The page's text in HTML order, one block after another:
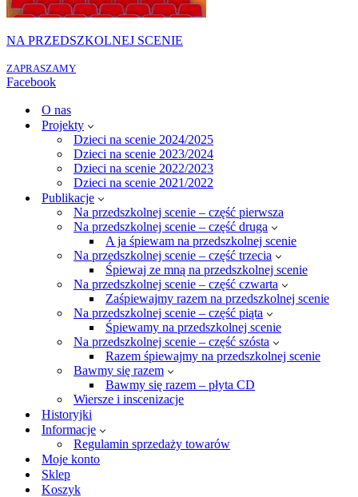
NA PRZEDSZKOLNEJ SCENIE
ZAPRASZAMY
Facebook
O nas
Projekty
Dzieci na scenie 2024/2025
Dzieci na scenie 2023/2024
Dzieci na scenie 2022/2023
Dzieci na scenie 2021/2022
Publikacje
Na przedszkolnej scenie – część pierwsza
Na przedszkolnej scenie – część druga
A ja śpiewam na przedszkolnej scenie
Na przedszkolnej scenie – część trzecia
Śpiewaj ze mną na przedszkolnej scenie
Na przedszkolnej scenie – część czwarta
Zaśpiewajmy razem na przedszkolnej scenie
Na przedszkolnej scenie – część piąta
Śpiewamy na przedszkolnej scenie
Na przedszkolnej scenie – część szósta
Razem śpiewajmy na przedszkolnej scenie
Bawmy się razem
Bawmy się razem – płyta CD
Wiersze i inscenizacje
Historyjki
Informacje
Regulamin sprzedaży towarów
Moje konto
Sklep
Koszyk